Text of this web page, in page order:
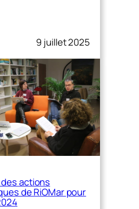
9 juillet 2025
actions
de RiOMar pour